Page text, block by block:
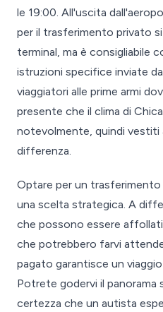
le 19:00. All'uscita
per il trasferimento privato
terminal, ma è consigliabile
istruzioni specifice inviate
viaggiatori alle prime armi
presente che il clima di
notevolmente, quindi vestiti
differenza.
Optare per un
una scelta strategica. A
che possono essere
che potrebbero farvi
pagato garantisce un
Potrete godervi il panorama
certezza che un autista